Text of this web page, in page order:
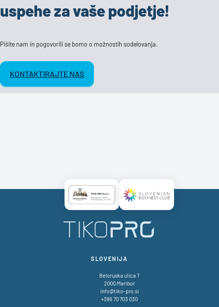
uspehe za vaše podjetje!
Pišite nam in pogovorili se bomo o možnostih sodelovanja.
KONTAKTIRAJTE NAS
Certificate AAA LogoCertificate SBC Logo
SLOVENIJA
Beloruska ulica 7
2000 Maribor
info@tiko-pro.si
+386 70 703 030